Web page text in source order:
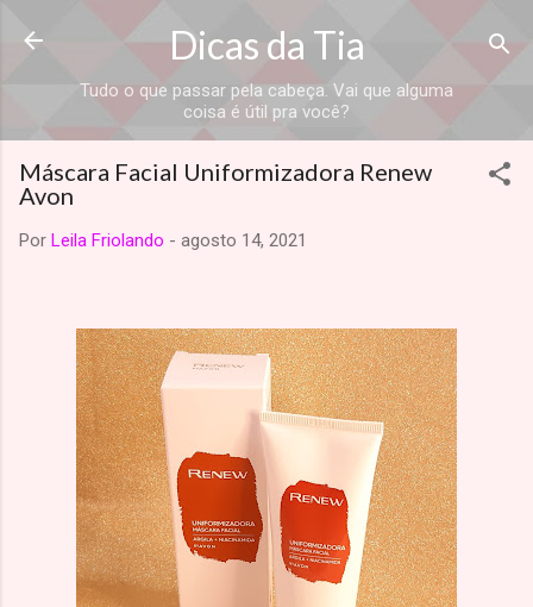
Dicas da Tia
Tudo o que passar pela cabeça. Vai que alguma
coisa é útil pra você?
Máscara Facial Uniformizadora Renew
Avon
Por Leila Friolando - agosto 14, 2021